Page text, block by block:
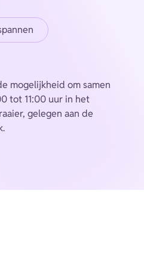
mogelijkheid om samen
tot 11:00 uur in het
gelegen aan de